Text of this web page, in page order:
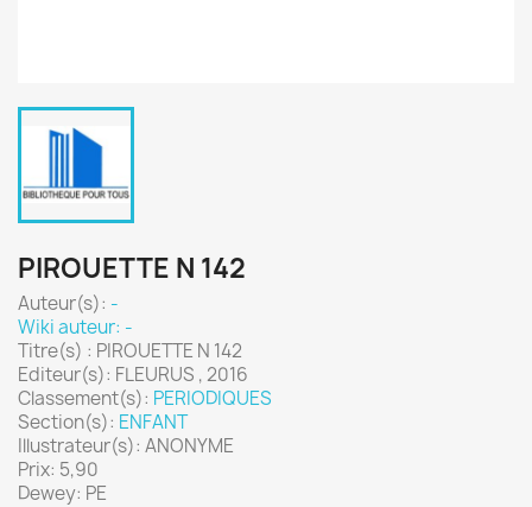
PIROUETTE N 142
Auteur(s): -
Wiki auteur: -
Titre(s) : PIROUETTE N 142
Editeur(s): FLEURUS , 2016
Classement(s): PERIODIQUES
Section(s): ENFANT
Illustrateur(s): ANONYME
Prix: 5,90
Dewey: PE